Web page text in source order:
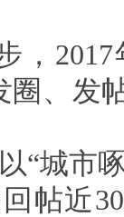
，
圈、发
“城市
帖近